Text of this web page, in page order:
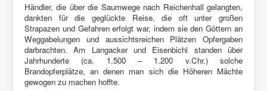
Händler, die über die Saumwege nach Reichenhall gelangten,
dankten für die geglückte Reise, die oft unter großen
Strapazen und Gefahren erfolgt war, indem sie den Göttern an
Weggabelungen und aussichtsreichen Plätzen Opfergaben
darbrachten. Am Langacker und Eisenbichl standen über
Jahrhunderte (ca. 1.500 – 1.200 v.Chr.) solche
Brandopferplätze, an denen man sich die Höheren Mächte
gewogen zu machen hoffte.